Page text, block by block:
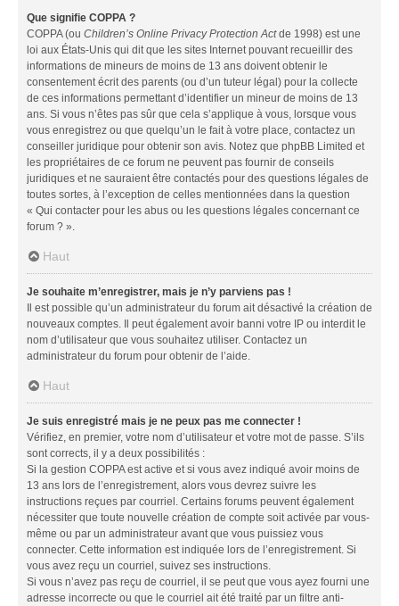
Que signifie COPPA ?
COPPA (ou Children’s Online Privacy Protection Actde 1998) est une
loi aux États-Unis qui dit que les sites Internet pouvant recueillir des
informations de mineurs de moins de 13 ans doivent obtenir le
consentement écrit des parents (ou d’un tuteur légal) pour la collecte
de ces informations permettant d’identifier un mineur de moins de 13
ans. Si vous n’êtes pas sûr que cela s’applique à vous, lorsque vous
vous enregistrez ou que quelqu’un le fait à votre place, contactez un
conseiller juridique pour obtenir son avis. Notez que phpBB Limited et
les propriétaires de ce forum ne peuvent pas fournir de conseils
juridiques et ne sauraient être contactés pour des questions légales de
toutes sortes, à l’exception de celles mentionnées dans la question
« Qui contacter pour les abus ou les questions légales concernant ce
forum ? ».
Haut
Je souhaite m’enregistrer, mais je n’y parviens pas !
Il est possible qu’un administrateur du forum ait désactivé la création de
nouveaux comptes. Il peut également avoir banni votre IP ou interdit le
nom d’utilisateur que vous souhaitez utiliser. Contactez un
administrateur du forum pour obtenir de l’aide.
Haut
Je suis enregistré mais je ne peux pas me connecter !
Vérifiez, en premier, votre nom d’utilisateur et votre mot de passe. S’ils
sont corrects, il y a deux possibilités :
Si la gestion COPPA est active et si vous avez indiqué avoir moins de
13 ans lors de l’enregistrement, alors vous devrez suivre les
instructions reçues par courriel. Certains forums peuvent également
nécessiter que toute nouvelle création de compte soit activée par vous-
même ou par un administrateur avant que vous puissiez vous
connecter. Cette information est indiquée lors de l’enregistrement. Si
vous avez reçu un courriel, suivez ses instructions.
Si vous n’avez pas reçu de courriel, il se peut que vous ayez fourni une
adresse incorrecte ou que le courriel ait été traité par un filtre anti-